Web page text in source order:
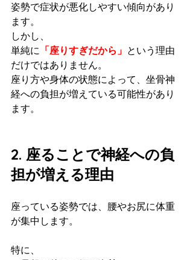
姿勢で症状が悪化しやすい傾向があり
ます。
しかし、
単純に 「座りすぎだから」 という理由
だけではありません。
座り方や身体の状態によって、坐骨神
経への負担が増えている可能性があり
ます。
2. 座ることで神経への負
担が増える理由
座っている姿勢では、腰やお尻に体重
が集中します。
特に、